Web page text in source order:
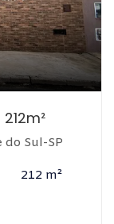
Sul-SP
212 m²